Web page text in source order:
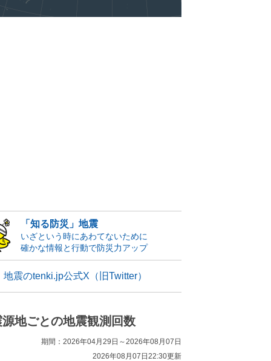
「知る防災」地震
いざという時にあわてないために
確かな情報と行動で防災力アップ
地震のtenki.jp公式X（旧Twitter）
源地ごとの地震観測回数
期間：2026年04月29日～2026年08月07日
2026年08月07日22:30更新